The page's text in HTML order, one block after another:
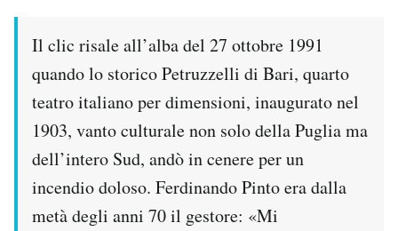
Newsletter
Regala il Post
Hai bisogno di aiuto?
Esci
Il clic risale all’alba del 27 ottobre 1991
quando lo storico Petruzzelli di Bari, quarto
teatro italiano per dimensioni, inaugurato nel
1903, vanto culturale non solo della Puglia ma
dell’intero Sud, andò in cenere per un
incendio doloso. Ferdinando Pinto era dalla
metà degli anni 70 il gestore: «Mi